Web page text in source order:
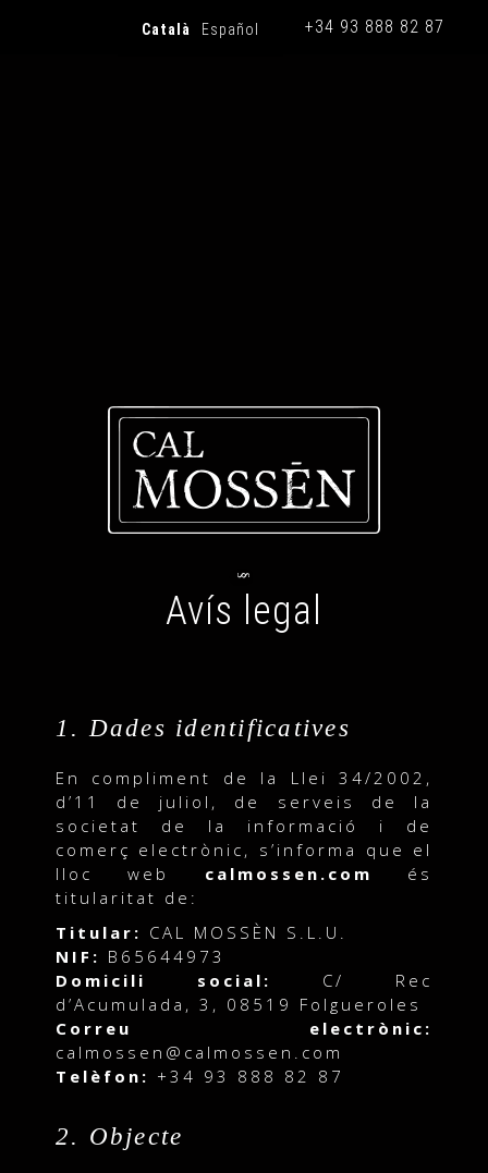
Català Español +34 93 888 82 87
Avís legal
1. Dades identificatives
En compliment de la Llei 34/2002,
d’11 de juliol, de serveis de la
societat de la informació i de
comerç electrònic, s’informa que el
lloc web calmossen.com
és
titularitat de:
Titular: CAL MOSSÈN S.L.U.
NIF: B65644973
Domicili social:
C/ Rec
d’Acumulada, 3, 08519 Folgueroles
Correu electrònic:
calmossen@calmossen.com
Telèfon: +34 93 888 82 87
2. Objecte